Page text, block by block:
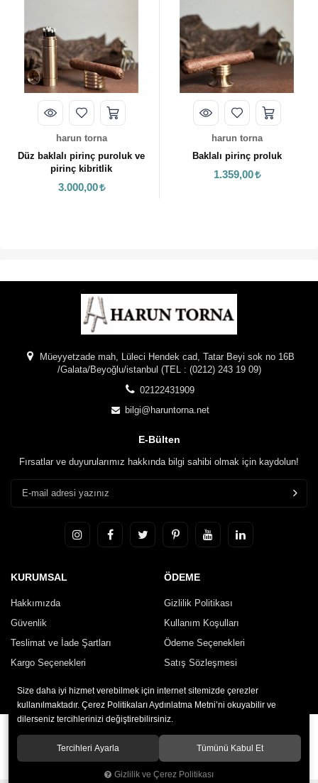
harun torna
baklalı pirinç puroluk ve
pirinç kibritlik
3.000,00
harun torna
Baklalı pirinç proluk
1.359,00
Müeyyetzade mah, Lüleci Hendek cad, Tatar Beyi sok no 16B
/Galata/Beyoğlu/istanbul (TEL : (0212) 243 19 09)
02122431909
bilgi@haruntorna.net
E-Bülten
Fırsatlar ve duyurularımız hakkında bilgi sahibi olmak için kaydolun!
KURUMSAL
Hakkımızda
Güvenlik
Teslimat ve İade Şartları
Kargo Seçenekleri
ÖDEME
Gizlilik Politikası
Kullanım Koşulları
Ödeme Seçenekleri
Satış Sözleşmesi
Size daha iyi hizmet verebilmek için internet sitemizde çerezler
kullanılmaktadır. Çerez Politikaları Aydınlatma Metni’ni okuyabilir ve
dilerseniz tercihlerinizi değiştirebilirsiniz.
Tercihleri Ayarla Tümünü Kabul Et
Gizlilik ve Çerez Politikası